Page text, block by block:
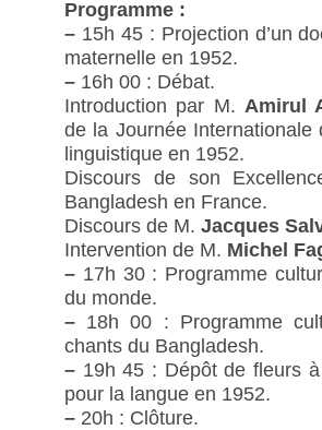
Programme :
– 15h 45 : Projection d’un
maternelle en 1952.
– 16h 00 : Débat.
Introduction par M. Amirul
de la Journée
linguistique en 1952.
Discours de son
Bangladesh en France.
Discours de M.Jacques
Intervention de M. Michel
– 17h 30 : Programme
du monde.
– 18h 00 : Programme
chants du Bangladesh.
– 19h 45 : Dépôt de fleurs
pour la langue en 1952.
– 20h : Clôture.